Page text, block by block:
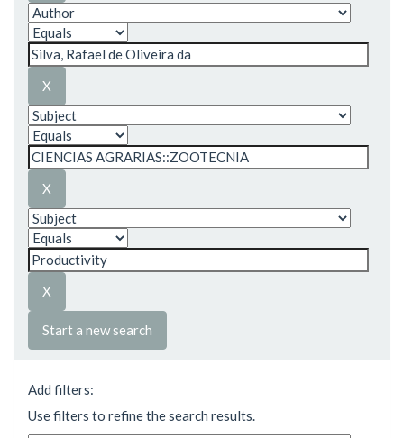
Start a new search
Add filters:
Use filters to refine the search results.